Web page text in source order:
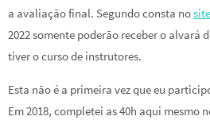
a avaliação final. Segundo consta no
2022 somente poderão receber o alvará
tiver o curso de instrutores.
Esta não é a primeira vez que eu
Em 2018, completei as 40h aqui mesmo